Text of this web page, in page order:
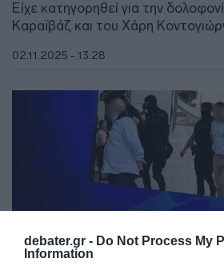
debater.gr - Do Not Process My
Information
Είχε κατηγορηθεί για την
Καραϊβάζ και του Χάρη
02.11.2025 - 13:28